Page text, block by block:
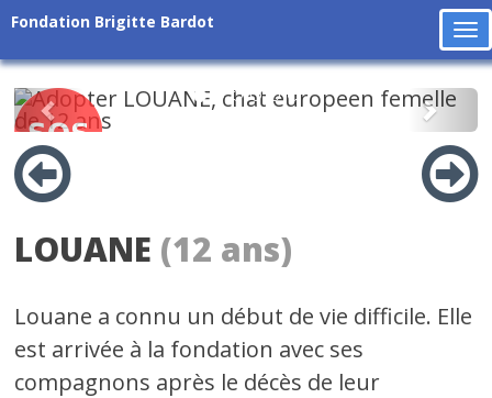
Fondation Brigitte Bardot
Précédent
LOUANE (12 ans)
Louane a connu un début de vie difficile. Elle
est arrivée à la fondation avec ses
compagnons après le décès de leur